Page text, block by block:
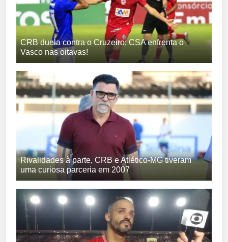
CRB duela contra o Cruzeiro; CSA enfrenta o
Vasco nas oitavas!
Rivalidades à parte, CRB e Atlético-MG tiveram
uma curiosa parceria em 2007